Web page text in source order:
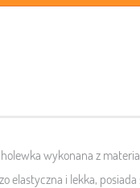
wykonana z
elastyczna i lekka,